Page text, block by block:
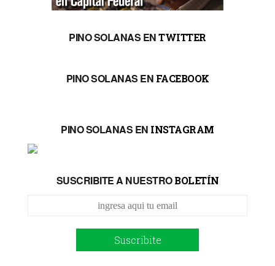
PINO SOLANAS ENTWITTER
PINO SOLANAS EN FACEBOOK
PINO SOLANAS EN INSTAGRAM
SUSCRIBITE A NUESTROBOLETÍN
Suscribite